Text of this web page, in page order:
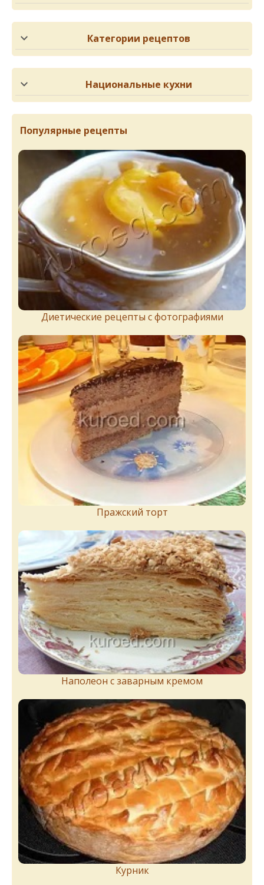
Категории рецептов
Национальные кухни
Популярные рецепты
Диетические рецепты с фотографиями
Пражский торт
Наполеон с заварным кремом
Курник